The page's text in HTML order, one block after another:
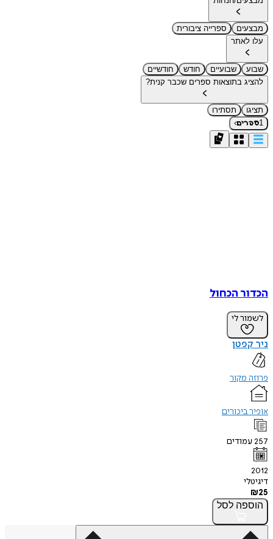
מבצעים
ספרייה ציבורית
עלו לאתר
שבוע שבועיים חודש
חודשיים
להציג בתוצאות ספרים שכבר קנית?
תציגו
תסתירו
1ספרים›
הכדור הכחול
לשמור לי
ניר קפטן
פרוזה מקור
אופיר ביכורים
257עמודים
2012
דיגיטלי
₪25
הוספה לסל